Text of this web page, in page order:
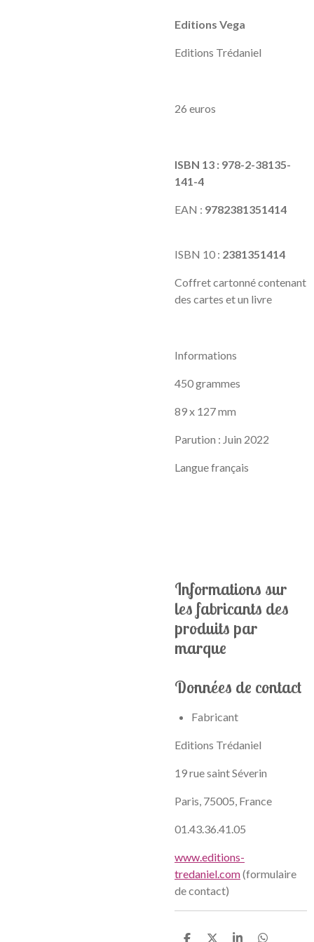
Editions Vega
Editions Trédaniel
26 euros
ISBN 13 : 978-2-38135-
141-4
EAN : 9782381351414
ISBN 10 : 2381351414
Coffret cartonné contenant
des cartes et un livre
Informations
450 grammes
89 x 127 mm
Parution : Juin 2022
Langue français
Informations sur
les fabricants des
produits par
marque
Données de contact
Fabricant
Editions Trédaniel
19 rue saint Séverin
Paris, 75005, France
01.43.36.41.05
www.editions-
tredaniel.com(formulaire
de contact)